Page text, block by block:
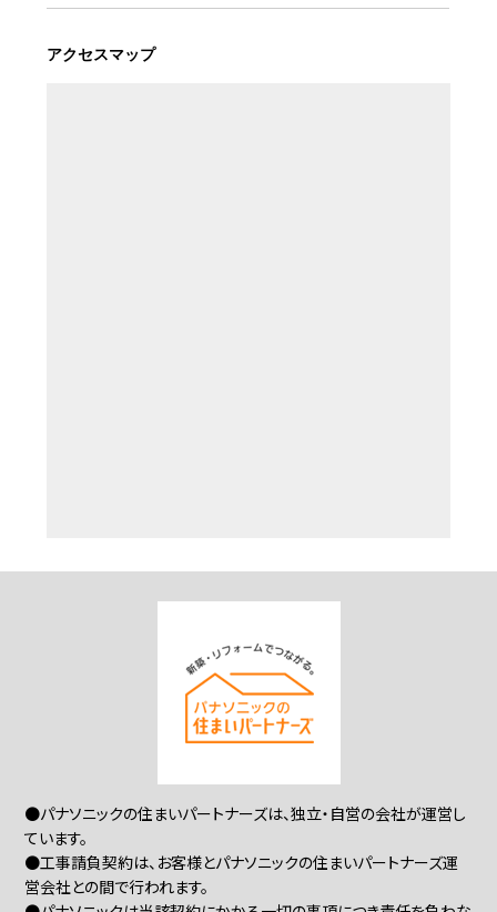
アクセスマップ
●パナソニックの住まいパートナーズは、独立・自営の会社が運営し
ています。
●工事請負契約は、お客様とパナソニックの住まいパートナーズ運
営会社との間で行われます。